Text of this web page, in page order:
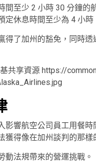
間至少 2 小時 30 分鐘的
定休息時間至少為 4 小
得了加州的豁免，同時
共享資源 https://
影響航空公司員工用餐
獲得像在加州談判的那樣
動法規帶來的營運挑戰。